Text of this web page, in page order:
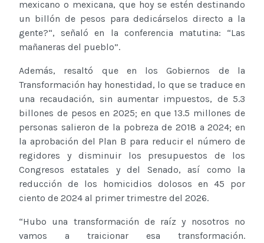
mexicano o mexicana, que hoy se estén destinando
un billón de pesos para dedicárselos directo a la
gente?“, señaló en la conferencia matutina: “Las
mañaneras del pueblo”.
Además, resaltó que en los Gobiernos de la
Transformación hay honestidad, lo que se traduce en
una recaudación, sin aumentar impuestos, de 5.3
billones de pesos en 2025; en que 13.5 millones de
personas salieron de la pobreza de 2018 a 2024; en
la aprobación del Plan B para reducir el número de
regidores y disminuir los presupuestos de los
Congresos estatales y del Senado, así como la
reducción de los homicidios dolosos en 45 por
ciento de 2024 al primer trimestre del 2026.
“Hubo una transformación de raíz y nosotros no
vamos a traicionar esa transformación.